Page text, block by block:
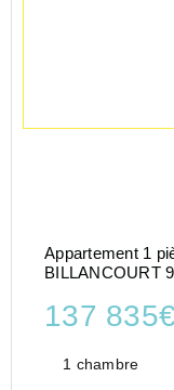
Appartement 1
BILLANCOURT
137 835€
1 chambre